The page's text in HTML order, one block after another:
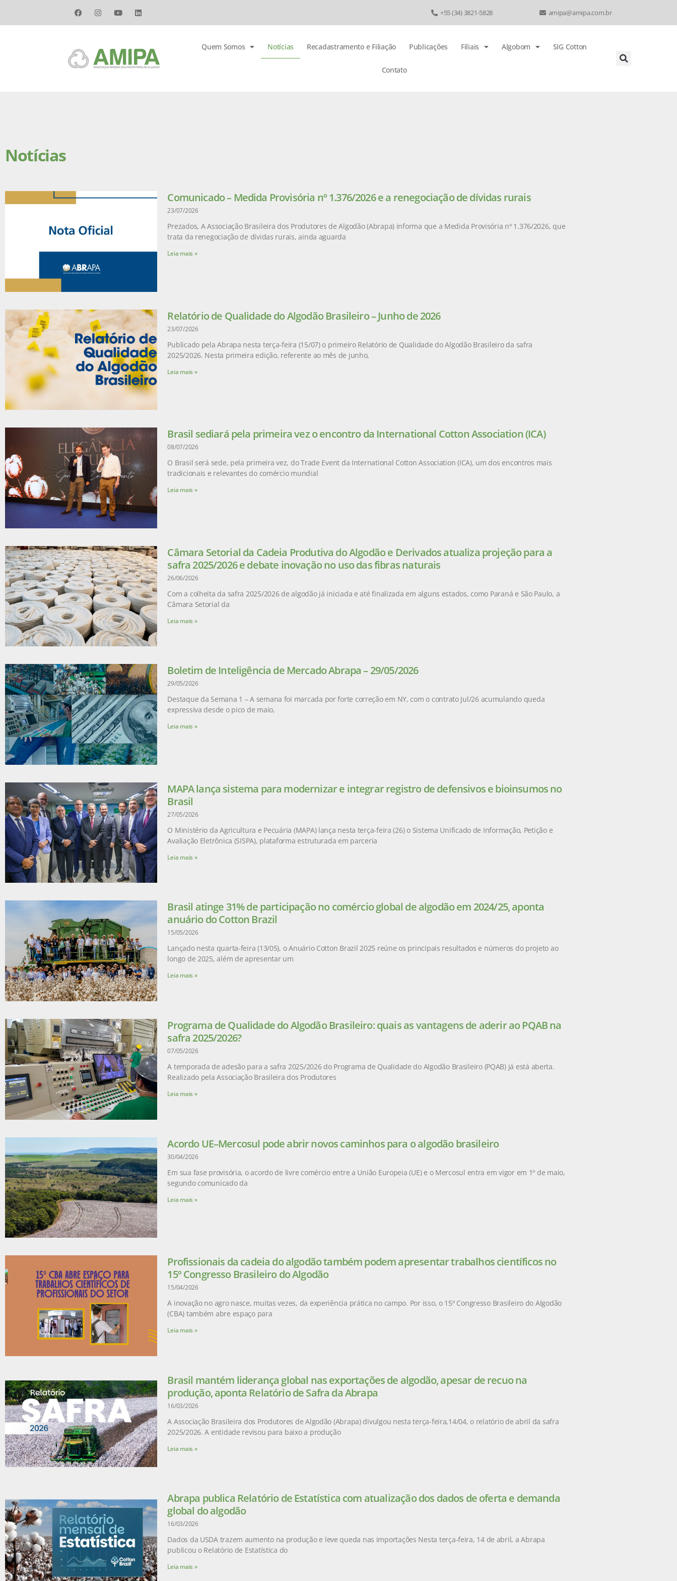
+55 (34) 3821-5828 amipa@amipa.com.br
Quem Somos Notícias Recadastramento e Filiação Publicações Filiais Algobom SIG Cotton
Contato
Notícias
Comunicado – Medida Provisória nº 1.376/2026 e a renegociação de dívidas rurais
23/07/2026
Prezados, A Associação Brasileira dos Produtores de Algodão (Abrapa) informa que a Medida Provisória nº 1.376/2026, que
trata da renegociação de dívidas rurais, ainda aguarda
Leia mais »
Relatório de Qualidade do Algodão Brasileiro – Junho de 2026
23/07/2026
Publicado pela Abrapa nesta terça-feira (15/07) o primeiro Relatório de Qualidade do Algodão Brasileiro da safra
2025/2026. Nesta primeira edição, referente ao mês de junho,
Leia mais »
Brasil sediará pela primeira vez o encontro da International Cotton Association (ICA)
08/07/2026
O Brasil será sede, pela primeira vez, do Trade Event da International Cotton Association (ICA), um dos encontros mais
tradicionais e relevantes do comércio mundial
Leia mais »
Câmara Setorial da Cadeia Produtiva do Algodão e Derivados atualiza projeção para a
safra 2025/2026 e debate inovação no uso das fibras naturais
26/06/2026
Com a colheita da safra 2025/2026 de algodão já iniciada e até finalizada em alguns estados, como Paraná e São Paulo, a
Câmara Setorial da
Leia mais »
Boletim de Inteligência de Mercado Abrapa – 29/05/2026
29/05/2026
Destaque da Semana 1 – A semana foi marcada por forte correção em NY, com o contrato Jul/26 acumulando queda
expressiva desde o pico de maio,
Leia mais »
MAPA lança sistema para modernizar e integrar registro de defensivos e bioinsumos no
Brasil
27/05/2026
O Ministério da Agricultura e Pecuária (MAPA) lança nesta terça-feira (26) o Sistema Unificado de Informação, Petição e
Avaliação Eletrônica (SISPA), plataforma estruturada em parceria
Leia mais »
Brasil atinge 31% de participação no comércio global de algodão em 2024/25, aponta
anuário do Cotton Brazil
15/05/2026
Lançado nesta quarta-feira (13/05), o Anuário Cotton Brazil 2025 reúne os principais resultados e números do projeto ao
longo de 2025, além de apresentar um
Leia mais »
Programa de Qualidade do Algodão Brasileiro: quais as vantagens de aderir ao PQAB na
safra 2025/2026?
07/05/2026
A temporada de adesão para a safra 2025/2026 do Programa de Qualidade do Algodão Brasileiro (PQAB) já está aberta.
Realizado pela Associação Brasileira dos Produtores
Leia mais »
Acordo UE–Mercosul pode abrir novos caminhos para o algodão brasileiro
30/04/2026
Em sua fase provisória, o acordo de livre comércio entre a União Europeia (UE) e o Mercosul entra em vigor em 1º de maio,
segundo comunicado da
Leia mais »
Profissionais da cadeia do algodão também podem apresentar trabalhos científicos no
15º Congresso Brasileiro do Algodão
15/04/2026
A inovação no agro nasce, muitas vezes, da experiência prática no campo. Por isso, o 15º Congresso Brasileiro do Algodão
(CBA) também abre espaço para
Leia mais »
Brasil mantém liderança global nas exportações de algodão, apesar de recuo na
produção, aponta Relatório de Safra da Abrapa
16/03/2026
A Associação Brasileira dos Produtores de Algodão (Abrapa) divulgou nesta terça-feira,14/04, o relatório de abril da safra
2025/2026. A entidade revisou para baixo a produção
Leia mais »
Abrapa publica Relatório de Estatística com atualização dos dados de oferta e demanda
global do algodão
16/03/2026
Dados da USDA trazem aumento na produção e leve queda nas importações Nesta terça-feira, 14 de abril, a Abrapa
publicou o Relatório de Estatística do
Leia mais »